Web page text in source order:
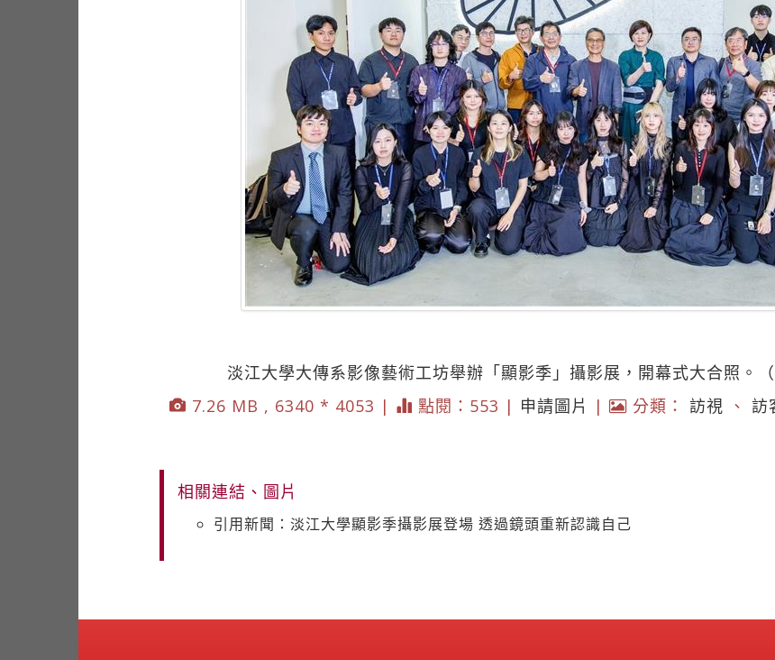
淡江大學大傳系影像藝術工坊舉辦「顯影季」攝影展，開幕式大合照。（
7.26 MB , 6340 * 4053 |
點閱：553 | 申請圖片 | 分類： 訪視 、 訪
相關連結、圖片
引用新聞：淡江大學顯影季攝影展登場 透過鏡頭重新認識自己